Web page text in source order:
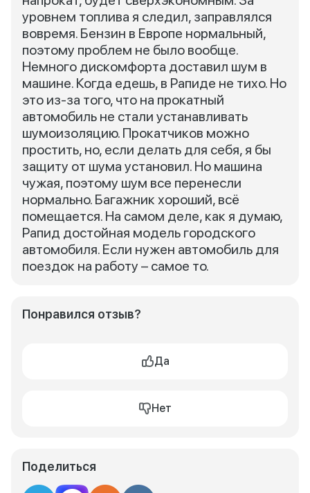
уровнем топлива я следил, заправлялся
вовремя. Бензин в Европе нормальный,
поэтому проблем не было вообще.
Немного дискомфорта доставил шум в
машине. Когда едешь, в Рапиде не тихо. Но
это из-за того, что на прокатный
автомобиль не стали устанавливать
шумоизоляцию. Прокатчиков можно
простить, но, если делать для себя, я бы
защиту от шума установил. Но машина
чужая, поэтому шум все перенесли
нормально. Багажник хороший, всё
помещается. На самом деле, как я думаю,
Рапид достойная модель городского
автомобиля. Если нужен автомобиль для
поездок на работу – самое то.
Понравился отзыв?
Да
Нет
Поделиться